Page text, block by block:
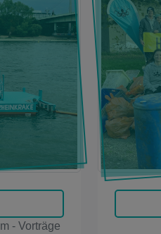
- Vorträge